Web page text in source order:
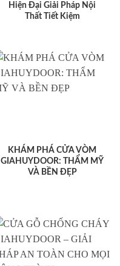
Hiện Đại Giải Pháp Nội
Thất Tiết Kiệm
KHÁM PHÁ CỬA VÒM
GIAHUYDOOR: THẨM MỸ
VÀ BỀN ĐẸP